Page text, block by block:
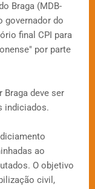
Braga (MDB-
governador do
final CPI para
por parte
Braga deve ser
indiciados.
ao
O objetivo
civil,